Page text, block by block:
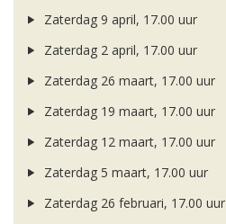
Zaterdag 9 april, 17.00 uur
Zaterdag 2 april, 17.00 uur
Zaterdag 26 maart, 17.00 uur
Zaterdag 19 maart, 17.00 uur
Zaterdag 12 maart, 17.00 uur
Zaterdag 5 maart, 17.00 uur
Zaterdag 26 februari, 17.00 uur